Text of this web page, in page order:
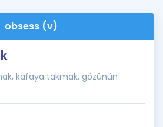
obsess (v)
kafaya takmak, gözünün